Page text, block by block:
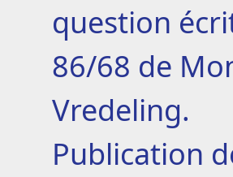
question
86/68 de
Vredeling.
Publication